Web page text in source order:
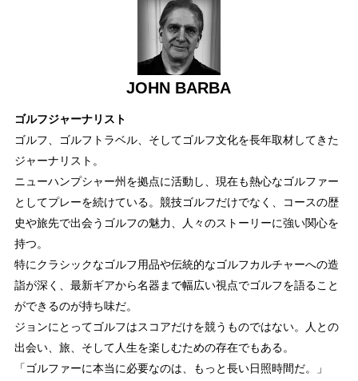
JOHN BARBA
ゴルフジャーナリスト
ゴルフ、ゴルフトラベル、そしてゴルフ文化を長年取材してきた
ジャーナリスト。
ニューハンプシャー州を拠点に活動し、現在も熱心なゴルファー
としてプレーを続けている。競技ゴルフだけでなく、コースの歴
史や旅先で出会うゴルフの魅力、人々のストーリーに強い関心を
持つ。
特にクラシックなゴルフ用品や伝統的なゴルフカルチャーへの造
詣が深く、最新ギアから名器まで幅広い視点でゴルフを語ること
ができるのが持ち味だ。
ジョンにとってゴルフはスコアだけを競うものではない。人との
出会い、旅、そして人生を楽しむための存在でもある。
「ゴルファーに本当に必要なのは、もっと長い日照時間だ。」